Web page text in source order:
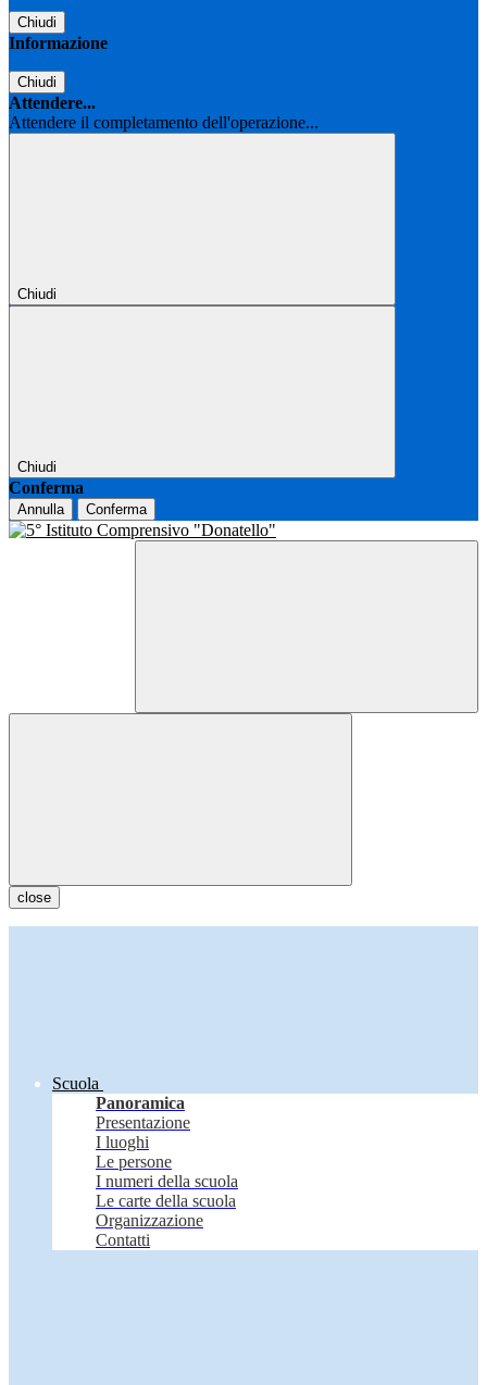
Chiudi
Informazione
Chiudi
Attendere...
Attendere il completamento dell'operazione...
Chiudi
Chiudi
Conferma
Annulla Conferma
close
Scuola
Panoramica
Presentazione
I luoghi
Le persone
I numeri della scuola
Le carte della scuola
Organizzazione
Contatti